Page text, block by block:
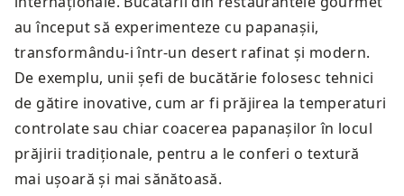
au început să experimenteze cu papanașii,
transformându-i într-un desert rafinat și modern.
De exemplu, unii șefi de bucătărie folosesc tehnici
de gătire inovative, cum ar fi prăjirea la temperaturi
controlate sau chiar coacerea papanașilor în locul
prăjirii tradiționale, pentru a le conferi o textură
mai ușoară și mai sănătoasă.